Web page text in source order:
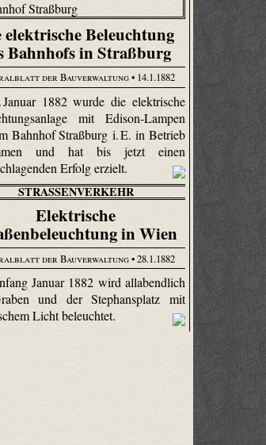
elektrische Beleuchtung
Bahnhofs in Straßburg
der Bauverwaltung• 14.1.1882
1882 wurde die elektrische
mit Edison-Lampen
Bahnhof Straßburg i. E. in Betrieb
und hat bis jetzt einen
Erfolg erzielt.
STRASSENVERKEHR
Elektrische
in Wien
der Bauverwaltung• 28.1.1882
Januar 1882 wird allabendlich
und der Stephansplatz mit
Licht beleuchtet.